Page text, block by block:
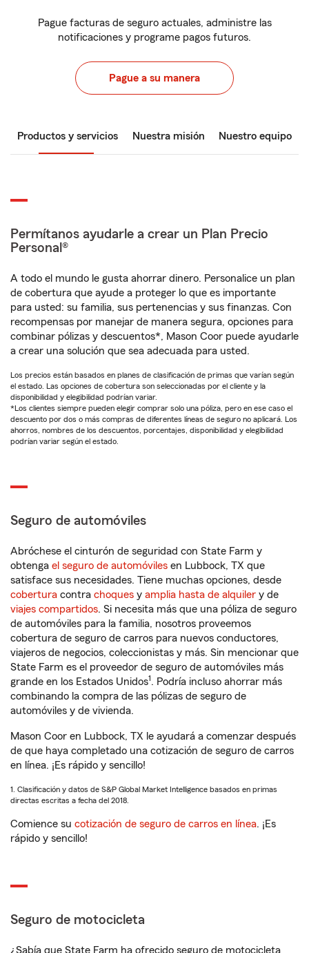
Pague facturas de seguro actuales, administre las
notificaciones y programe pagos futuros.
Pague a su manera
Productos y servicios Nuestra misión Nuestro equipo
Permítanos ayudarle a crear un Plan Precio
Personal®
A todo el mundo le gusta ahorrar dinero. Personalice un plan
de cobertura que ayude a proteger lo que es importante
para usted: su familia, sus pertenencias y sus finanzas. Con
recompensas por manejar de manera segura, opciones para
combinar pólizas y descuentos*, Mason Coor puede ayudarle
a crear una solución que sea adecuada para usted.
Los precios están basados en planes de clasificación de primas que varían según
el estado. Las opciones de cobertura son seleccionadas por el cliente y la
disponibilidad y elegibilidad podrían variar.
*Los clientes siempre pueden elegir comprar solo una póliza, pero en ese caso el
descuento por dos o más compras de diferentes líneas de seguro no aplicará. Los
ahorros, nombres de los descuentos, porcentajes, disponibilidad y elegibilidad
podrían variar según el estado.
Seguro de automóviles
Abróchese el cinturón de seguridad con State Farm y
obtenga el seguro de automóviles en Lubbock, TX que
satisface sus necesidades. Tiene muchas opciones, desde
cobertura contra choques y amplia hasta de alquiler y de
viajes compartidos. Si necesita más que una póliza de seguro
de automóviles para la familia, nosotros proveemos
cobertura de seguro de carros para nuevos conductores,
viajeros de negocios, coleccionistas y más. Sin mencionar que
State Farm es el proveedor de seguro de automóviles más
grande en los Estados Unidos1. Podría incluso ahorrar más
combinando la compra de las pólizas de seguro de
automóviles y de vivienda.
Mason Coor en Lubbock, TX le ayudará a comenzar después
de que haya completado una cotización de seguro de carros
en línea. ¡Es rápido y sencillo!
1. Clasificación y datos de S&P Global Market Intelligence basados en primas
directas escritas a fecha del 2018.
Comience su cotización de seguro de carros en línea. ¡Es
rápido y sencillo!
Seguro de motocicleta
¿Sabía que State Farm ha ofrecido seguro de motocicleta